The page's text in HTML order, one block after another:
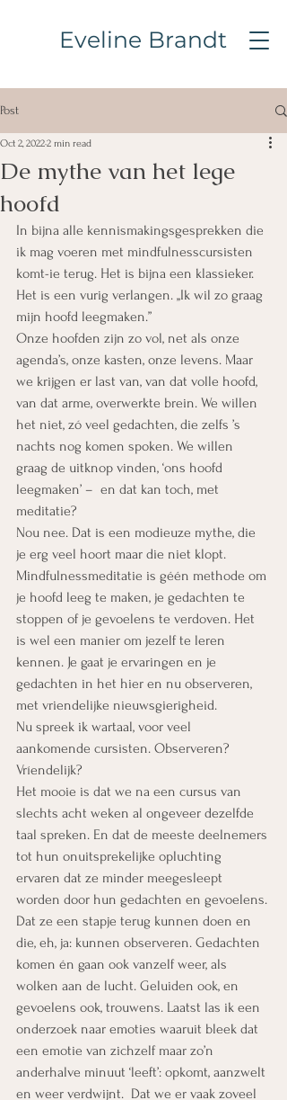
Eveline Brandt
Post
De mythe van het lege
hoofd
Oct 2, 20222 min read
In bijna alle kennismakingsgesprekken die
ik mag voeren met mindfulnesscursisten
komt-ie terug. Het is bijna een klassieker.
Het is een vurig verlangen. ,,Ik wil zo graag
mijn hoofd leegmaken.”
Onze hoofden zijn zo vol, net als onze
agenda’s, onze kasten, onze levens. Maar
we krijgen er last van, van dat volle hoofd,
van dat arme, overwerkte brein. We willen
het niet, zó veel gedachten, die zelfs ’s
nachts nog komen spoken. We willen
graag de uitknop vinden, ‘ons hoofd
leegmaken’ –  en dat kan toch, met
meditatie?
Nou nee. Dat is een modieuze mythe, die
je erg veel hoort maar die niet klopt.
Mindfulnessmeditatie is géén methode om
je hoofd leeg te maken, je gedachten te
stoppen of je gevoelens te verdoven. Het
is wel een manier om jezelf te leren
kennen. Je gaat je ervaringen en je
gedachten in het hier en nu observeren,
met vriendelijke nieuwsgierigheid.
Nu spreek ik wartaal, voor veel
aankomende cursisten. Observeren?
Vríendelijk?
Het mooie is dat we na een cursus van
slechts acht weken al ongeveer dezelfde
taal spreken. En dat de meeste deelnemers
tot hun onuitsprekelijke opluchting
ervaren dat ze minder meegesleept
worden door hun gedachten en gevoelens.
Dat ze een stapje terug kunnen doen en
die, eh, ja: kunnen observeren. Gedachten
komen én gaan ook vanzelf weer, als
wolken aan de lucht. Geluiden ook, en
gevoelens ook, trouwens. Laatst las ik een
onderzoek naar emoties waaruit bleek dat
een emotie van zichzelf maar zo’n
anderhalve minuut ‘leeft’: opkomt, aanzwelt
en weer verdwijnt.  Dat we er vaak zoveel